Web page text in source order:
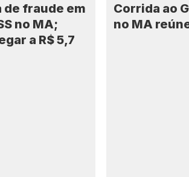
de fraude em
no MA;
a R$ 5,7
Corrida ao
no MA